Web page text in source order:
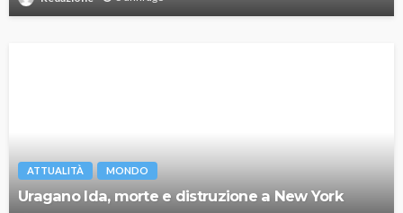
ATTUALITÀ MONDO
Uragano Ida, morte e distruzione a New York